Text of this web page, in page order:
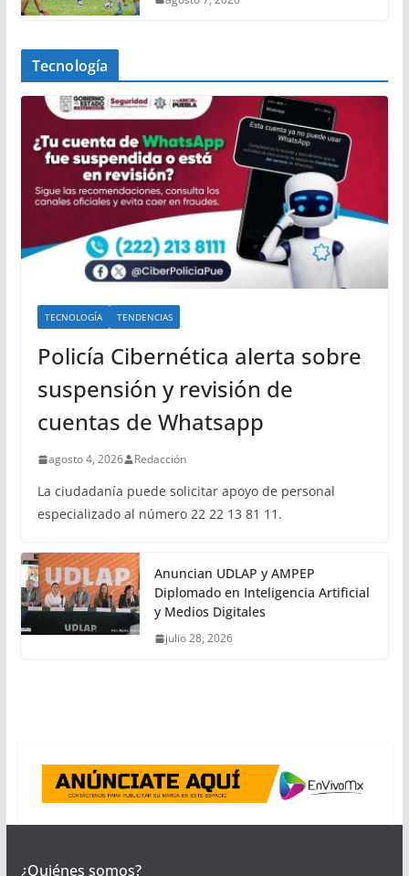
Tecnología
TECNOLOGÍA TENDENCIAS
Policía Cibernética alerta sobre
suspensión y revisión de
cuentas de Whatsapp
agosto 4, 2026 Redacción
La ciudadanía puede solicitar apoyo de personal
especializado al número 22 22 13 81 11.
Anuncian UDLAP y AMPEP
Diplomado en Inteligencia Artificial
y Medios Digitales
julio 28, 2026
¿Quiénes somos?